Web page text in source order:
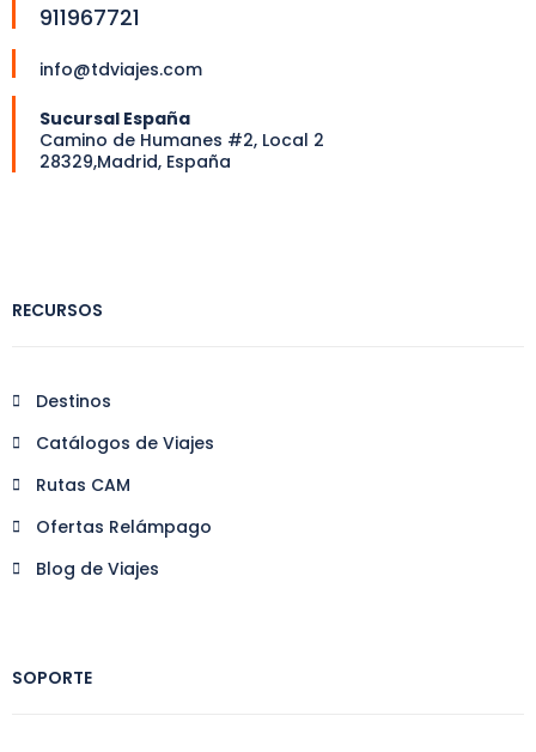
911967721
info@tdviajes.com
Sucursal España
Camino de Humanes #2, Local 2
28329,Madrid, España
RECURSOS
Destinos
Catálogos de Viajes
Rutas CAM
Ofertas Relámpago
Blog de Viajes
SOPORTE